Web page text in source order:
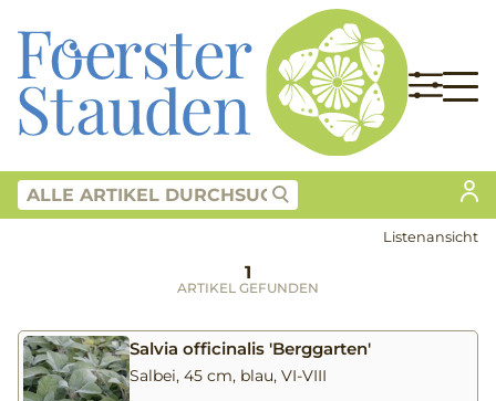
Listenansicht
1
ARTIKEL GEFUNDEN
Salvia officinalis 'Berggarten'
Salbei, 45 cm, blau, VI-VIII